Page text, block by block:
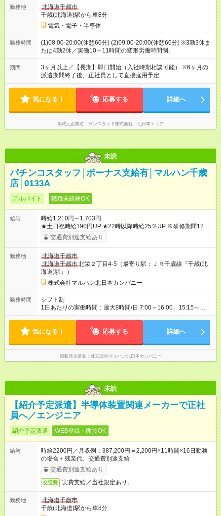
勤務地
北海道千歳市
千歳(北海道)駅から車8分
電気・電子・半導体
勤務時間
(1)08:00-20:00(休憩60分) (2)09:00-20:00(休憩60分) ※3勤3休ま
たは4勤2休／実働10～11時間の変形労働時間制。
期間
3ヶ月以上／【長期】即日開始（入社時期相談可能） ※6ヶ月の
派遣期間終了後、正社員として直接雇用予定
気になる！ 応募する 詳細へ
掲載元企業名 ランスタッド株式会社 北日本エリア
未読
パチンコスタッフ│ボーナス支給有│マルハン千歳
店│0133A
アルバイト 職種未経験OK
給与
時給1,210円～1,703円
★土日祝時給190円UP ★22時以降時給25％UP ※研修期間125時
間(最大250時間)までは、時給1110円 【試用期間】試用期間な
交通費別途支給あり
勤務地
北海道千歳市
北海道千歳市北栄２丁目4-5（最寄り駅：ＪＲ千歳線『千歳(北
海道)駅』）
株式会社マルハン北日本カンパニー
勤務時間
シフト制
1日あたりの実働時間：最大8時間/日 7:00～16:00、15:15～
24:15 実働1日4時間 ・最低勤務日数：週3日 ★フリーター・学
気になる！ 応募する 詳細へ
掲載元企業名 株式会社マルハン北日本カンパニー
未読
【紹介予定派遣】半導体装置関連メーカーで正社
員へ／エンジニア
紹介予定派遣 WEB登録・面接OK
給与
時給2200円／月収例：387,200円＝2,200円×11時間×16日勤務
の場合＋残業代、交通費別途支給
交通費別途支給あり
交通費 実費支給／当社規定あり。
勤務地
北海道千歳市
千歳(北海道)駅から車8分